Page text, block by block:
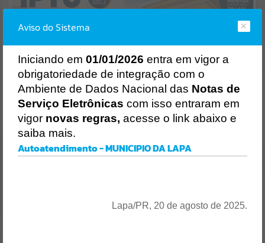
Portais
Por favor, aguarde...
NOTÍCIAS
Por favor, aguarde...
SUBPORTAIS
AUTOATENDIMENTO
Cadastre-se Recuperar Senha
Aviso do Sistema
Iniciando em 01/01/2026 entra em vigor a
obrigatoriedade de integração com o
Ambiente de Dados Nacional das Notas de
Serviço Eletrônicas com isso entraram em
vigor novas regras, acesse o link abaixo e
saiba mais.
Autoatendimento - MUNICIPIO DA LAPA
Lapa/PR, 20 de agosto de 2025.